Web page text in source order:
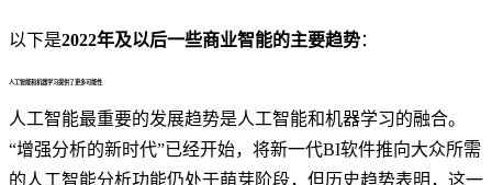
以下是2022年及以后一些商业智能的主要趋势：
人工智能和机器学习提供了更多可能性
人工智能最重要的发展趋势是人工智能和机器学习的融合。
“增强分析的新时代”已经开始，将新一代BI软件推向大众所需
的人工智能分析功能仍处于萌芽阶段，但历史趋势表明，这一